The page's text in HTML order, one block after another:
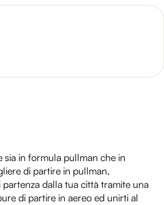
sia in formula pullman che in
di partire in pullman,
dalla tua città tramite una
di partire in aereo ed unirti al